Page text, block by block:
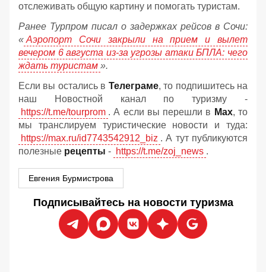
отслеживать общую картину и помогать туристам.
Ранее Турпром писал о задержках рейсов в Сочи:
« Аэропорт Сочи закрыли на прием и вылет
вечером 6 августа из-за угрозы атаки БПЛА: чего
ждать туристам ».
Если вы остались в Телеграме, то подпишитесь на
наш Новостной канал по туризму -
https://t.me/tourprom . А если вы перешли в Мах, то
мы транслируем туристические новости и туда:
https://max.ru/id7743542912_biz . А тут публикуются
полезные рецепты - https://t.me/zoj_news .
Евгения Бурмистрова
Подписывайтесь на новости туризма